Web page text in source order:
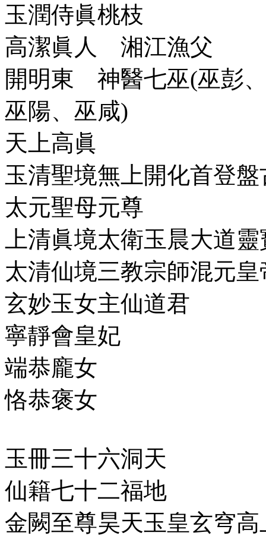
玉潤侍眞桃枝
高潔眞人 湘江漁父
開明東 神醫七巫(巫彭
巫陽、巫咸)
天上高眞
玉清聖境無上開化首登
太元聖母元尊
上清眞境太衛玉晨大道
太清仙境三教宗師混元
玄妙玉女主仙道君
寧靜會皇妃
端恭龐女
恪恭褒女
玉冊三十六洞天
仙籍七十二福地
金闕至尊昊天玉皇玄穹高